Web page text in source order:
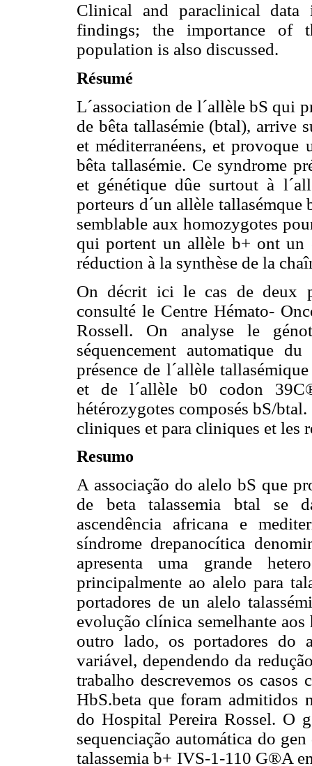
Clinical and paraclinical data
findings; the importance of
population is also discussed.
Résumé
L´association de l´allèle bS qui
de bêta tallasémie (btal), arrive
et méditerranéens, et provoque
bêta tallasémie. Ce syndrome
et génétique dûe surtout à
porteurs d´un allèle tallasémque
semblable aux homozygotes
qui portent un allèle b+ ont un
réduction à la synthèse de la
On décrit ici le cas de deux
consulté le Centre Hémato-
Rossell. On analyse le
séquencement automatique
présence de l´allèle
et de l´allèle b0 codon
hétérozygotes composés bS/btal.
cliniques et para cliniques et les
Resumo
A associação do alelo bS que
de beta talassemia btal se
ascendência africana e
síndrome drepanocítica
apresenta uma grande
principalmente ao alelo para
portadores de un alelo
evolução clínica semelhante
outro lado, os portadores do
variável, dependendo da
trabalho descrevemos os casos
HbS.beta que foram admitidos
do Hospital Pereira Rossel. O
sequenciação automática do
talassemia b+ IVS-1-110 G®A